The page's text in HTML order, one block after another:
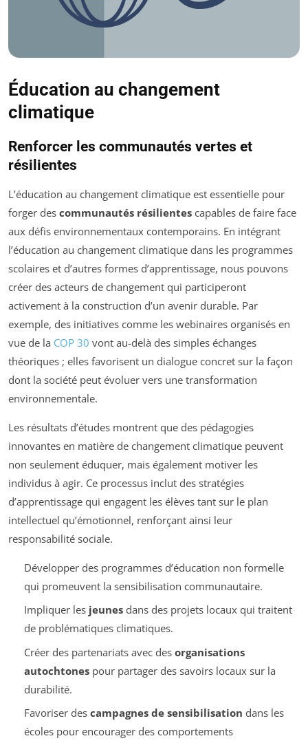
Éducation au changement
climatique
Renforcer les communautés vertes et
résilientes
L’éducation au changement climatique est essentielle pour
forger des communautés résilientes capables de faire face
aux défis environnementaux contemporains. En intégrant
l’éducation au changement climatique dans les programmes
scolaires et d’autres formes d’apprentissage, nous pouvons
créer des acteurs de changement qui participeront
activement à la construction d’un avenir durable. Par
exemple, des initiatives comme les webinaires organisés en
vue de la COP 30 vont au-delà des simples échanges
théoriques ; elles favorisent un dialogue concret sur la façon
dont la société peut évoluer vers une transformation
environnementale.
Les résultats d’études montrent que des pédagogies
innovantes en matière de changement climatique peuvent
non seulement éduquer, mais également motiver les
individus à agir. Ce processus inclut des stratégies
d’apprentissage qui engagent les élèves tant sur le plan
intellectuel qu’émotionnel, renforçant ainsi leur
responsabilité sociale.
Développer des programmes d’éducation non formelle
qui promeuvent la sensibilisation communautaire.
Impliquer les jeunesdans des projets locaux qui traitent
de problématiques climatiques.
Créer des partenariats avec des organisations
autochtonespour partager des savoirs locaux sur la
durabilité.
Favoriser des campagnes de sensibilisation dans les
écoles pour encourager des comportements